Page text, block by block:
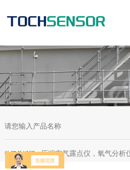
热门关键词：压缩空气露点仪，氧气分析仪，臭氧分